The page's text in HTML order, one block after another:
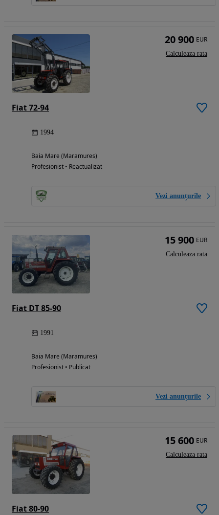
Fiat 72-94
1994
Baia Mare (Maramures)
Profesionist • Reactualizat
Vezi anunțurile
20 900 EUR
Calculeaza rata
Fiat DT 85-90
1991
Baia Mare (Maramures)
Profesionist • Publicat
Vezi anunțurile
15 900 EUR
Calculeaza rata
Fiat 80-90
15 600 EUR
Calculeaza rata